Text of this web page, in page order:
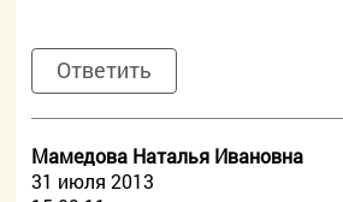
Ответить
Мамедова Наталья Ивановна
31 июля 2013